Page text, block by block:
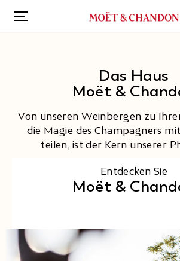
zum
Das Haus
Moët &
Von unseren Weinbergen zu
die Magie des Champagners
teilen, ist der Kern unserer
Entdecken Sie
Moët &